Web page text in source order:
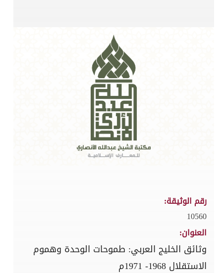
رقم الوثيقة:
10560
العنوان:
وثائق الخليج العربي: طموحات الوحدة وهموم
الاستقلال 1968- 1971م